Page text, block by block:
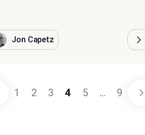
Jon Capetz
1 2 3 4 5 ... 9